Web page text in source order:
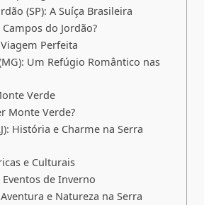
(SP): A Suíça Brasileira
do Jordão?
Perfeita
Um Refúgio Romântico nas
Verde
Monte Verde?
História e Charme na Serra
e Culturais
de Inverno
e Natureza na Serra